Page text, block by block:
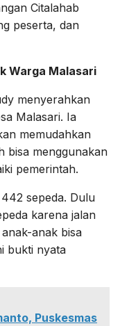
Citalahab
peserta, dan
Warga Malasari
menyerahkan
Malasari. Ia
memudahkan
bisa menggunakan
pemerintah.
sepeda. Dulu
karena jalan
anak bisa
bukti nyata
Puskesmas